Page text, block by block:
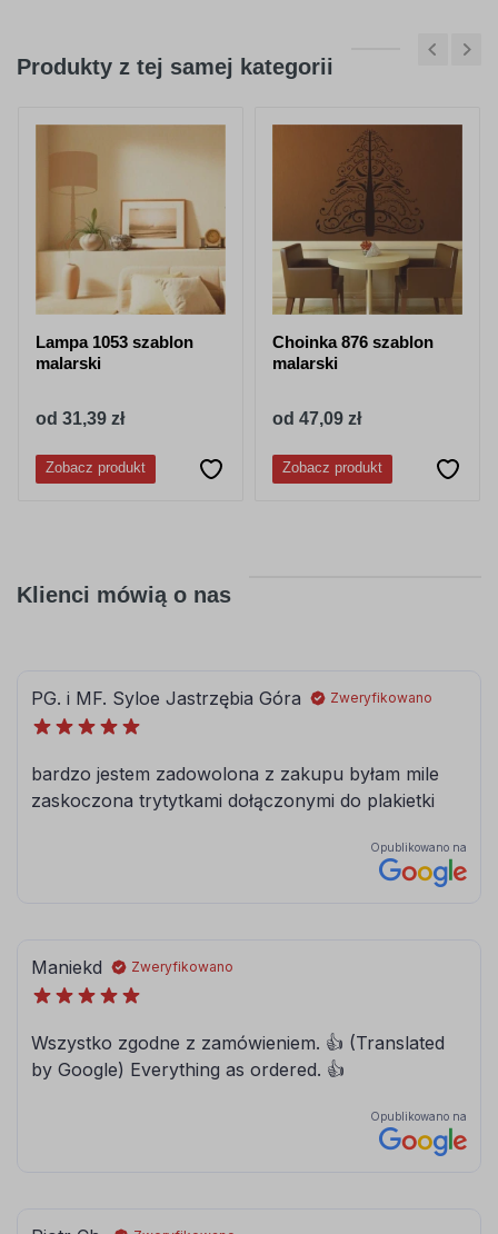
Produkty z tej samej kategorii
Lampa 1053 szablon
malarski
od 31,39 zł
Zobacz produkt
Choinka 876 szablon
malarski
od 47,09 zł
Zobacz produkt
Klienci mówią o nas